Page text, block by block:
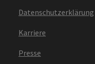
Datenschutzerklärung
Karriere
Presse